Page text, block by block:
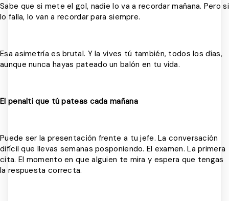
Sabe que si mete el gol, nadie lo va a recordar mañana. Pero si
lo falla, lo van a recordar para siempre.
Esa asimetría es brutal. Y la vives tú también, todos los días,
aunque nunca hayas pateado un balón en tu vida.
El penalti que tú pateas cada mañana
Puede ser la presentación frente a tu jefe. La conversación
difícil que llevas semanas posponiendo. El examen. La primera
cita. El momento en que alguien te mira y espera que tengas
la respuesta correcta.